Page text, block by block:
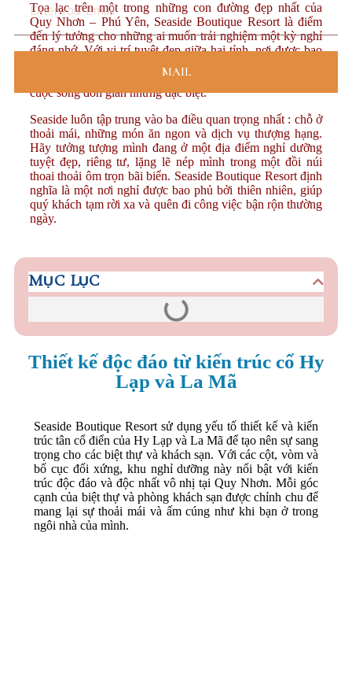
MAIL
Tọa lạc trên một trong những con đường đẹp nhất của
Quy Nhơn – Phú Yên, Seaside Boutique Resort là điểm
đến lý tưởng cho những ai muốn trải nghiệm một kỳ nghỉ
đáng nhớ. Với vị trí tuyệt đẹp giữa hai tỉnh, nơi được bao
Boutique Resort cam kết mang đến cho du khách một
cuộc sống đơn giản nhưng đặc biệt.
Seaside luôn tập trung vào ba điều quan trọng nhất : chỗ ở
thoải mái, những món ăn ngon và dịch vụ thượng hạng.
Hãy tưởng tượng mình đang ở một địa điểm nghỉ dưỡng
tuyệt đẹp, riêng tư, lặng lẽ nép mình trong một đồi núi
thoai thoải ôm trọn bãi biển. Seaside Boutique Resort định
nghĩa là một nơi nghỉ được bao phủ bởi thiên nhiên, giúp
quý khách tạm rời xa và quên đi công việc bận rộn thường
ngày.
MỤC LỤC
Thiết kế độc đáo từ kiến trúc cổ Hy
Lạp và La Mã
Seaside Boutique Resort sử dụng yếu tố thiết kế và kiến
trúc tân cổ điển của Hy Lạp và La Mã để tạo nên sự sang
trọng cho các biệt thự và khách sạn. Với các cột, vòm và
bố cục đối xứng, khu nghỉ dưỡng này nổi bật với kiến
trúc độc đáo và độc nhất vô nhị tại Quy Nhơn. Mỗi góc
cạnh của biệt thự và phòng khách sạn được chỉnh chu để
mang lại sự thoải mái và ấm cúng như khi bạn ở trong
ngôi nhà của mình.